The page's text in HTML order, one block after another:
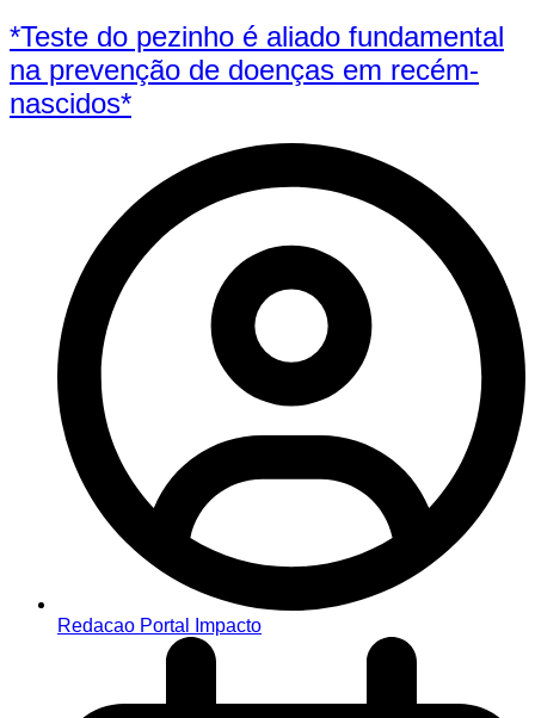
*Teste do pezinho é aliado fundamental
na prevenção de doenças em recém-
nascidos*
Redacao Portal Impacto